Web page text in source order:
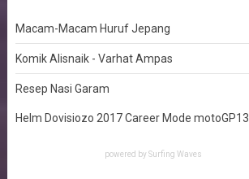
Macam-Macam Huruf Jepang
Komik Alisnaik - Varhat Ampas
Resep Nasi Garam
Helm Dovisiozo 2017 Career Mode motoGP13
powered by Surfing Waves